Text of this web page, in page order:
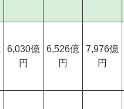
6,030億
円
6,526億
円
7,976億
円